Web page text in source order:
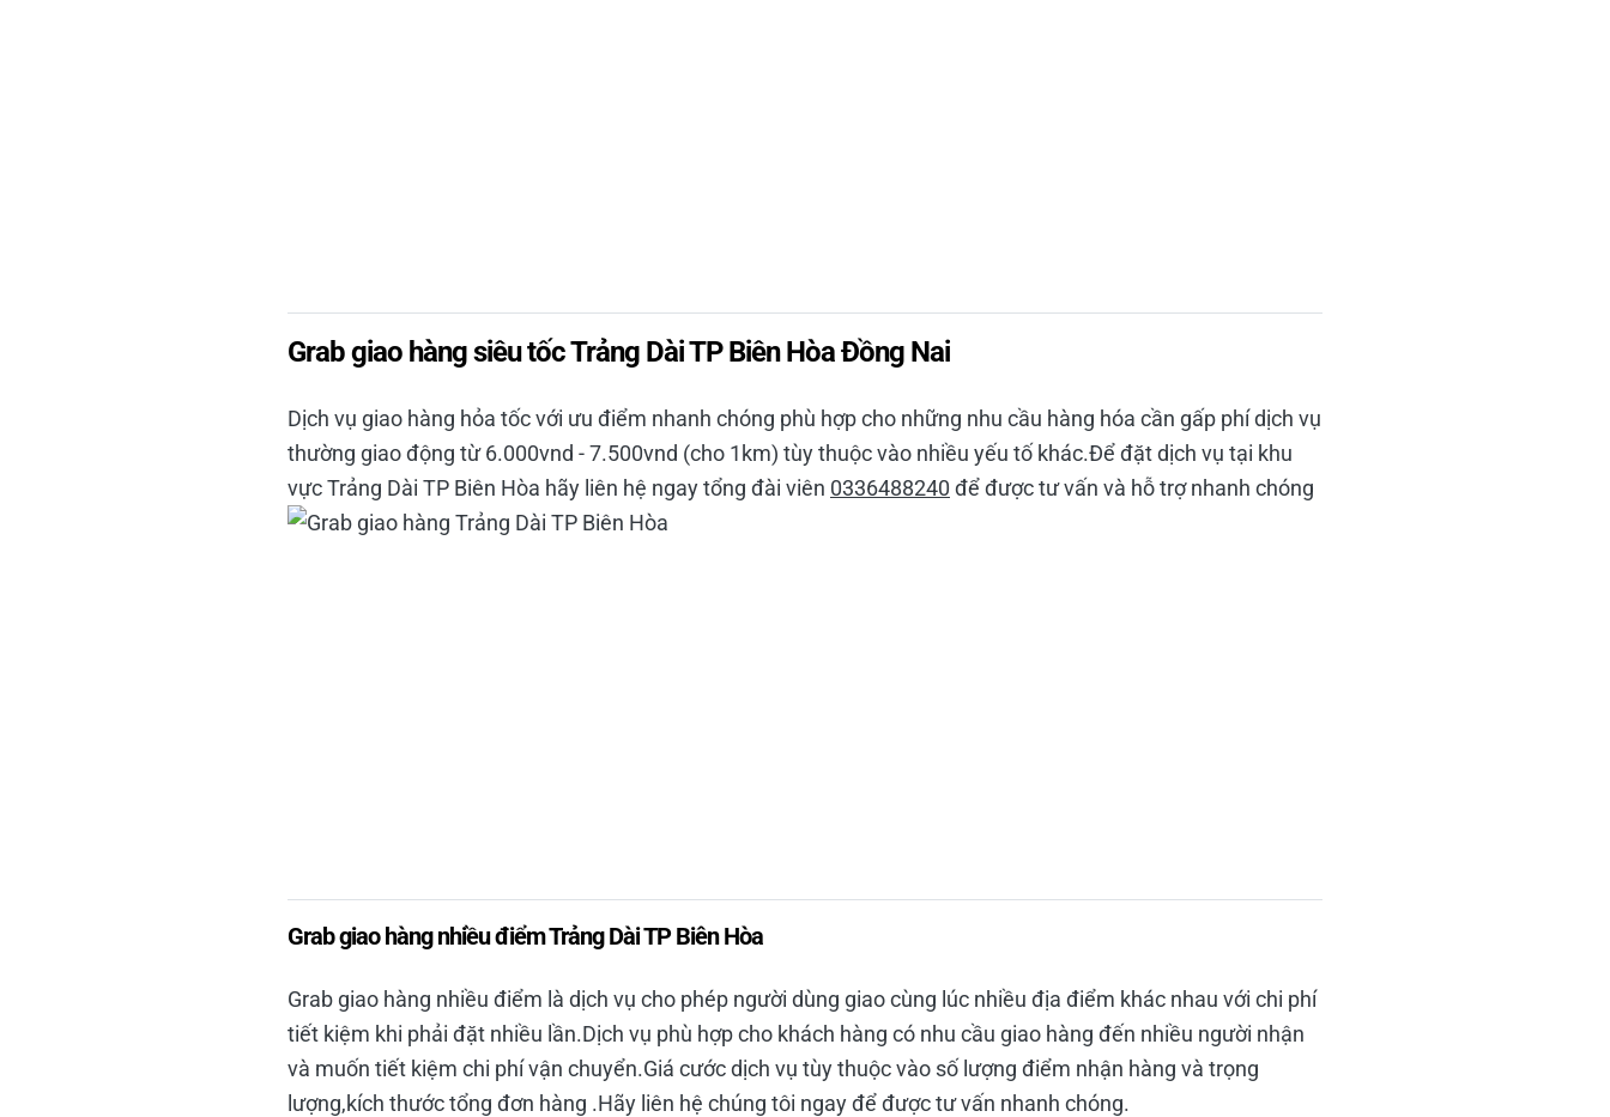
Grab giao hàng siêu tốc Trảng Dài TP Biên Hòa Đồng Nai
Dịch vụ giao hàng hỏa tốc với ưu điểm nhanh chóng phù hợp cho những nhu cầu hàng hóa cần gấp phí dịch vụ
thường giao động từ 6.000vnd - 7.500vnd (cho 1km) tùy thuộc vào nhiều yếu tố khác.Để đặt dịch vụ tại khu
vực Trảng Dài TP Biên Hòa hãy liên hệ ngay tổng đài viên 0336488240 để được tư vấn và hỗ trợ nhanh chóng
Grab giao hàng nhiều điểm Trảng Dài TP Biên Hòa
Grab giao hàng nhiều điểm là dịch vụ cho phép người dùng giao cùng lúc nhiều địa điểm khác nhau với chi phí
tiết kiệm khi phải đặt nhiều lần.Dịch vụ phù hợp cho khách hàng có nhu cầu giao hàng đến nhiều người nhận
và muốn tiết kiệm chi phí vận chuyển.Giá cước dịch vụ tùy thuộc vào số lượng điểm nhận hàng và trọng
lượng,kích thước tổng đơn hàng .Hãy liên hệ chúng tôi ngay để được tư vấn nhanh chóng.